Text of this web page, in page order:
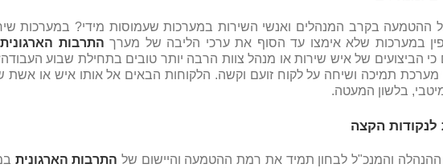
ההטמעה בקרב המנהלים ואנשי השירות במערכות שעמוסות מידי? במערכות
במערכות שלא אימצו עד הסוף את ערכי הליבה של מערך התרבות
כי הביצועים של איש שירות או מנהל צוות הרבה יותר טובים בתחילת שבוע
מערכת תמיכה ושיחה על לקוח זועם וקשה. הלקוחות הבאים אל אותו איש או אשת
בלשון המעטה.
הקצה
והמנכ"ל לבחון תמיד את רמת ההטמעה והיישום של התרבות הארגונית